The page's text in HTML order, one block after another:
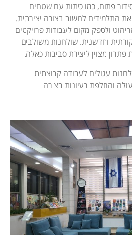
פתוח, כמו כיתות עם שטחים
התלמידים לחשוב בצורה יצירתית.
ולספק מקום לעבודות פרויקטים
וחדשנית. שולחנות משולבים
פתרון מצוין ליצירת סביבות כאלה.
עגולים לעבודה קבוצתית
והחלפת רעיונות בצורה